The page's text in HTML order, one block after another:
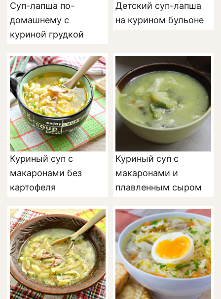
Суп-лапша по-
домашнему с
куриной грудкой
Детский суп-лапша
на курином бульоне
Куриный суп с
макаронами без
картофеля
Куриный суп с
макаронами и
плавленным сыром